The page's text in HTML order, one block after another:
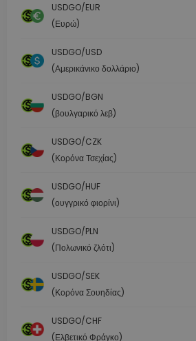
USDGO/EUR
(Ευρώ)
USDGO/USD
(Αμερικάνικο δολλάριο)
USDGO/BGN
(βουλγαρικό λεβ)
USDGO/CZK
(Κορόνα Τσεχίας)
USDGO/HUF
(ουγγρικό φιορίνι)
USDGO/PLN
(Πολωνικό ζλότι)
USDGO/SEK
(Κορόνα Σουηδίας)
USDGO/CHF
(Ελβετικό Φράγκο)